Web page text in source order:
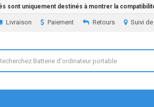
sont uniquement destinés à montrer la
Suivi
Retours
Paiement
Livraison